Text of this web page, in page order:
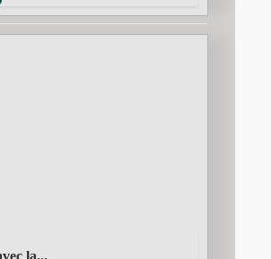
la...